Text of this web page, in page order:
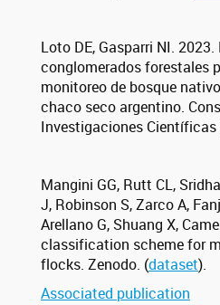
Loto DE, Gasparri NI.
conglomerados forestales
monitoreo de bosque
chaco seco argentino.
Investigaciones Científicas
Mangini GG, Rutt CL,
J, Robinson S, Zarco A,
Arellano G, Shuang X,
classification scheme for
flocks. Zenodo. (dataset).
Associated publication